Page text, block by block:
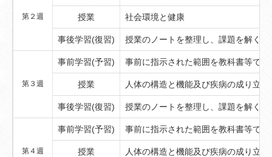
第２週 授業 社会環境と健康
事後学習(復習) 授業のノートを整理し、課題を解く
第３週
事前学習(予習) 事前に指示された範囲を教科書等で予
授業 人体の構造と機能及び疾病の成り立ち
事後学習(復習) 授業のノートを整理し、課題を解く
第４週
事前学習(予習) 事前に指示された範囲を教科書等で予
授業 人体の構造と機能及び疾病の成り立ち